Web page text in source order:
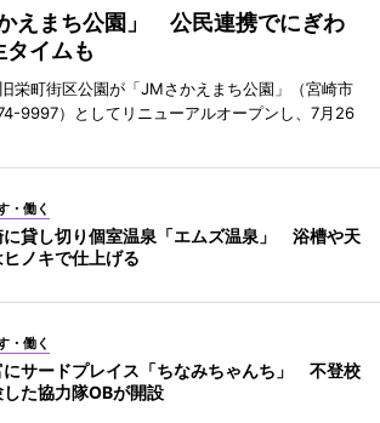
えまち公園」 公民連携でにぎわ
タイムも
栄町街区公園が「JMさかえまち公園」（宮崎市
9997）としてリニューアルオープンし、7月26
・働く
に貸し切り個室温泉「エムズ温泉」 浴槽や天
ノキで仕上げる
・働く
にサードプレイス「ちなみちゃんち」 不登校
た協力隊OBが開設